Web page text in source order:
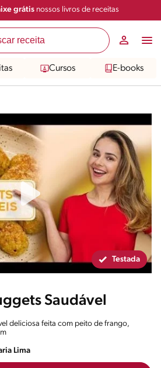
grátisnossos livros de receitas
Cursos E-books
Compartilhar
Testada
Saudável
deliciosa feita com peito de frango,
Lima